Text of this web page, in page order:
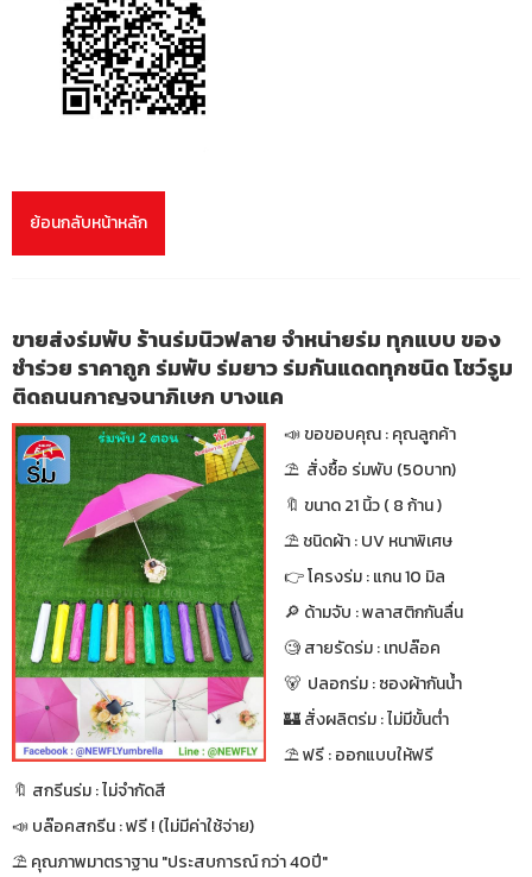
ย้อนกลับหน้าหลัก
ขายส่งร่มพับ ร้านร่มนิวฟลาย จำหน่ายร่ม ทุกแบบ ของ
ชำร่วย ราคาถูก ร่มพับ ร่มยาว ร่มกันแดดทุกชนิด โชว์รูม
ติดถนนกาญจนาภิเษก บางแค
📣 ขอขอบคุณ : คุณลูกค้า
⛱ สั่งซื้อ ร่มพับ (50บาท)
🔖 ขนาด 21 นิ้ว ( 8 ก้าน )
⛱ ชนิดผ้า : UV หนาพิเศษ
👉 โครงร่ม : แกน 10 มิล
🔎 ด้ามจับ : พลาสติกกันลื่น
🧐 สายรัดร่ม : เทปล๊อค
🐻 ปลอกร่ม : ซองผ้ากันน้ำ
🏰 สั่งผลิตร่ม : ไม่มีขั้นต่ำ
⛱ ฟรี : ออกแบบให้ฟรี
🔖 สกรีนร่ม : ไม่จำกัดสี
📣 บล๊อคสกรีน : ฟรี ! (ไม่มีค่าใช้จ่าย)
⛱ คุณภาพมาตราฐาน "ประสบการณ์ กว่า 40ปี"